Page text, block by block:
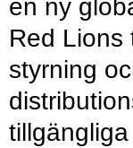
en ny
Red Lions
styrning